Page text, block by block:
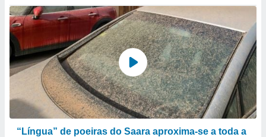
dos
os
de
ou
de dados
dados
“Língua” de poeiras do Saara aproxima-se a toda a